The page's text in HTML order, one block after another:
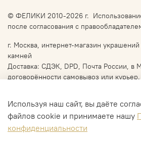
© ФЕЛИКИ 2010-2026 г.
после согласования с
г. Москва, интернет-магазин
камней
Доставка: СДЭК, DPD, Почта России, в
договорённости самовывоз или курьер.
Используя наш сайт, вы даёте
файлов cookie и принимаете нашу
конфиденциальности